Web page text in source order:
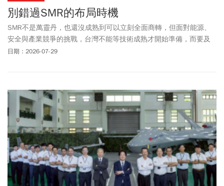
別錯過SMR的布局時機
SMR不是萬靈丹，也還沒成熟到可以立刻全面商轉，但面對能源、
安全與產業競爭的挑戰，台灣不能等技術成熟才開始準備，而要及
早布局制度、人才與供應鏈，掌握未來主動權。
日期：2026-07-29